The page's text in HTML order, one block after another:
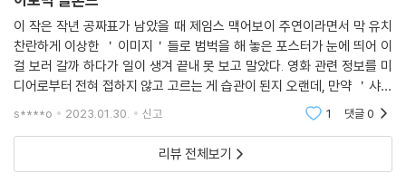
이 작은 작년 공짜표가 남았을 때 제임스 맥어보이 주연이라면서 막 유치
찬란하게 이상한 ＇이미지＇들로 범벅을 해 놓은 포스터가 눈에 띄어 이
걸 보러 갈까 하다가 일이 생겨 끝내 못 보고 말았다. 영화 관련 정보를 미
디어로부터 전혀 접하지 않고 고르는 게 습관이 된지 오랜데, 만약 ＇샤를
리즈 테론＇, ＇첩보물＇, ＇동독＇ 이 세 가지 코드만 바로 알 수 있었어
s****o 2023.01.30. 신고 1 댓글0
리뷰 전체보기